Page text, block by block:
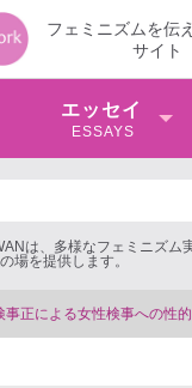
フェミニズムを伝
サイト
エッセイ
ESSAYS
は、多様なフェミニズム
場を提供します。